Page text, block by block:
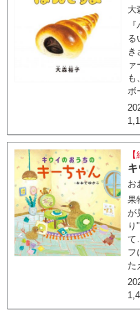
大
る
き
も
ボ
お
果
が
り
て
フ
た